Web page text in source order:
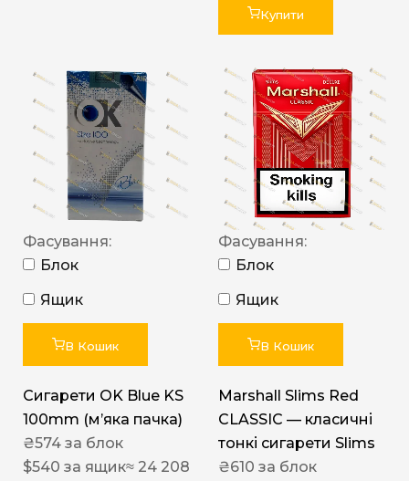
Купити
Фасування:
Блок
Ящик
В Кошик
Сигарети OK Blue KS
100mm (м’яка пачка)
₴574 за блок
$540 за ящик≈ 24 208
Фасування:
Блок
Ящик
В Кошик
Marshall Slims Red
CLASSIC — класичні
тонкі сигарети Slims
₴610 за блок